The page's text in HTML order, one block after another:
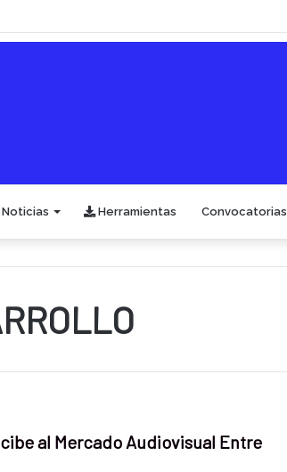
Noticias Herramientas Convocatorias
al Mercado Audiovisual Entre